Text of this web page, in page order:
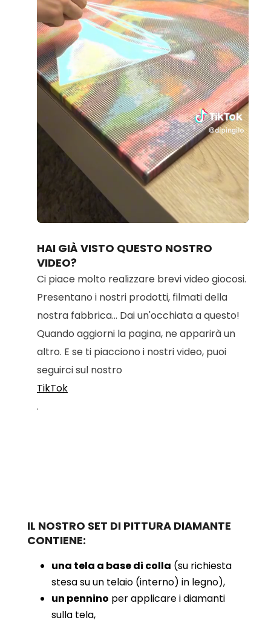
95.79%
HAI GIÀ VISTO QUESTO NOSTRO
VIDEO?
Ci piace molto realizzare brevi video giocosi.
Presentano i nostri prodotti, filmati della
nostra fabbrica... Dai un'occhiata a questo!
Quando aggiorni la pagina, ne apparirà un
altro. E se ti piacciono i nostri video, puoi
seguirci sul nostro
TikTok
.
IL NOSTRO SET DI PITTURA DIAMANTE
CONTIENE:
una tela a base di colla (su richiesta
stesa su un telaio (interno) in legno),
un pennino per applicare i diamanti
sulla tela,